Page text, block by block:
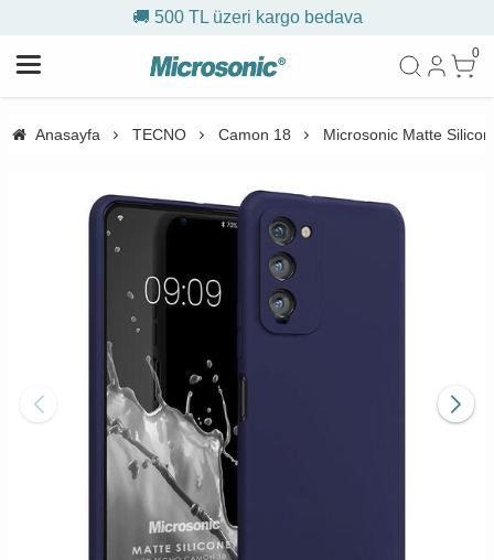
🚚 500 TL üzeri kargo bedava
0
Anasayfa TECNO Camon 18 Microsonic Matte